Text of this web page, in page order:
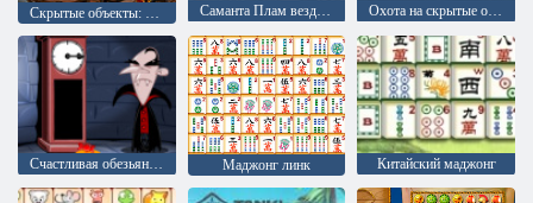
Саманта Плам вездесущий повар 2 Охота на скрытые объекты: Часть 2
Счастливая обезьянка Часть 2 Маджонг линк Китайский маджонг